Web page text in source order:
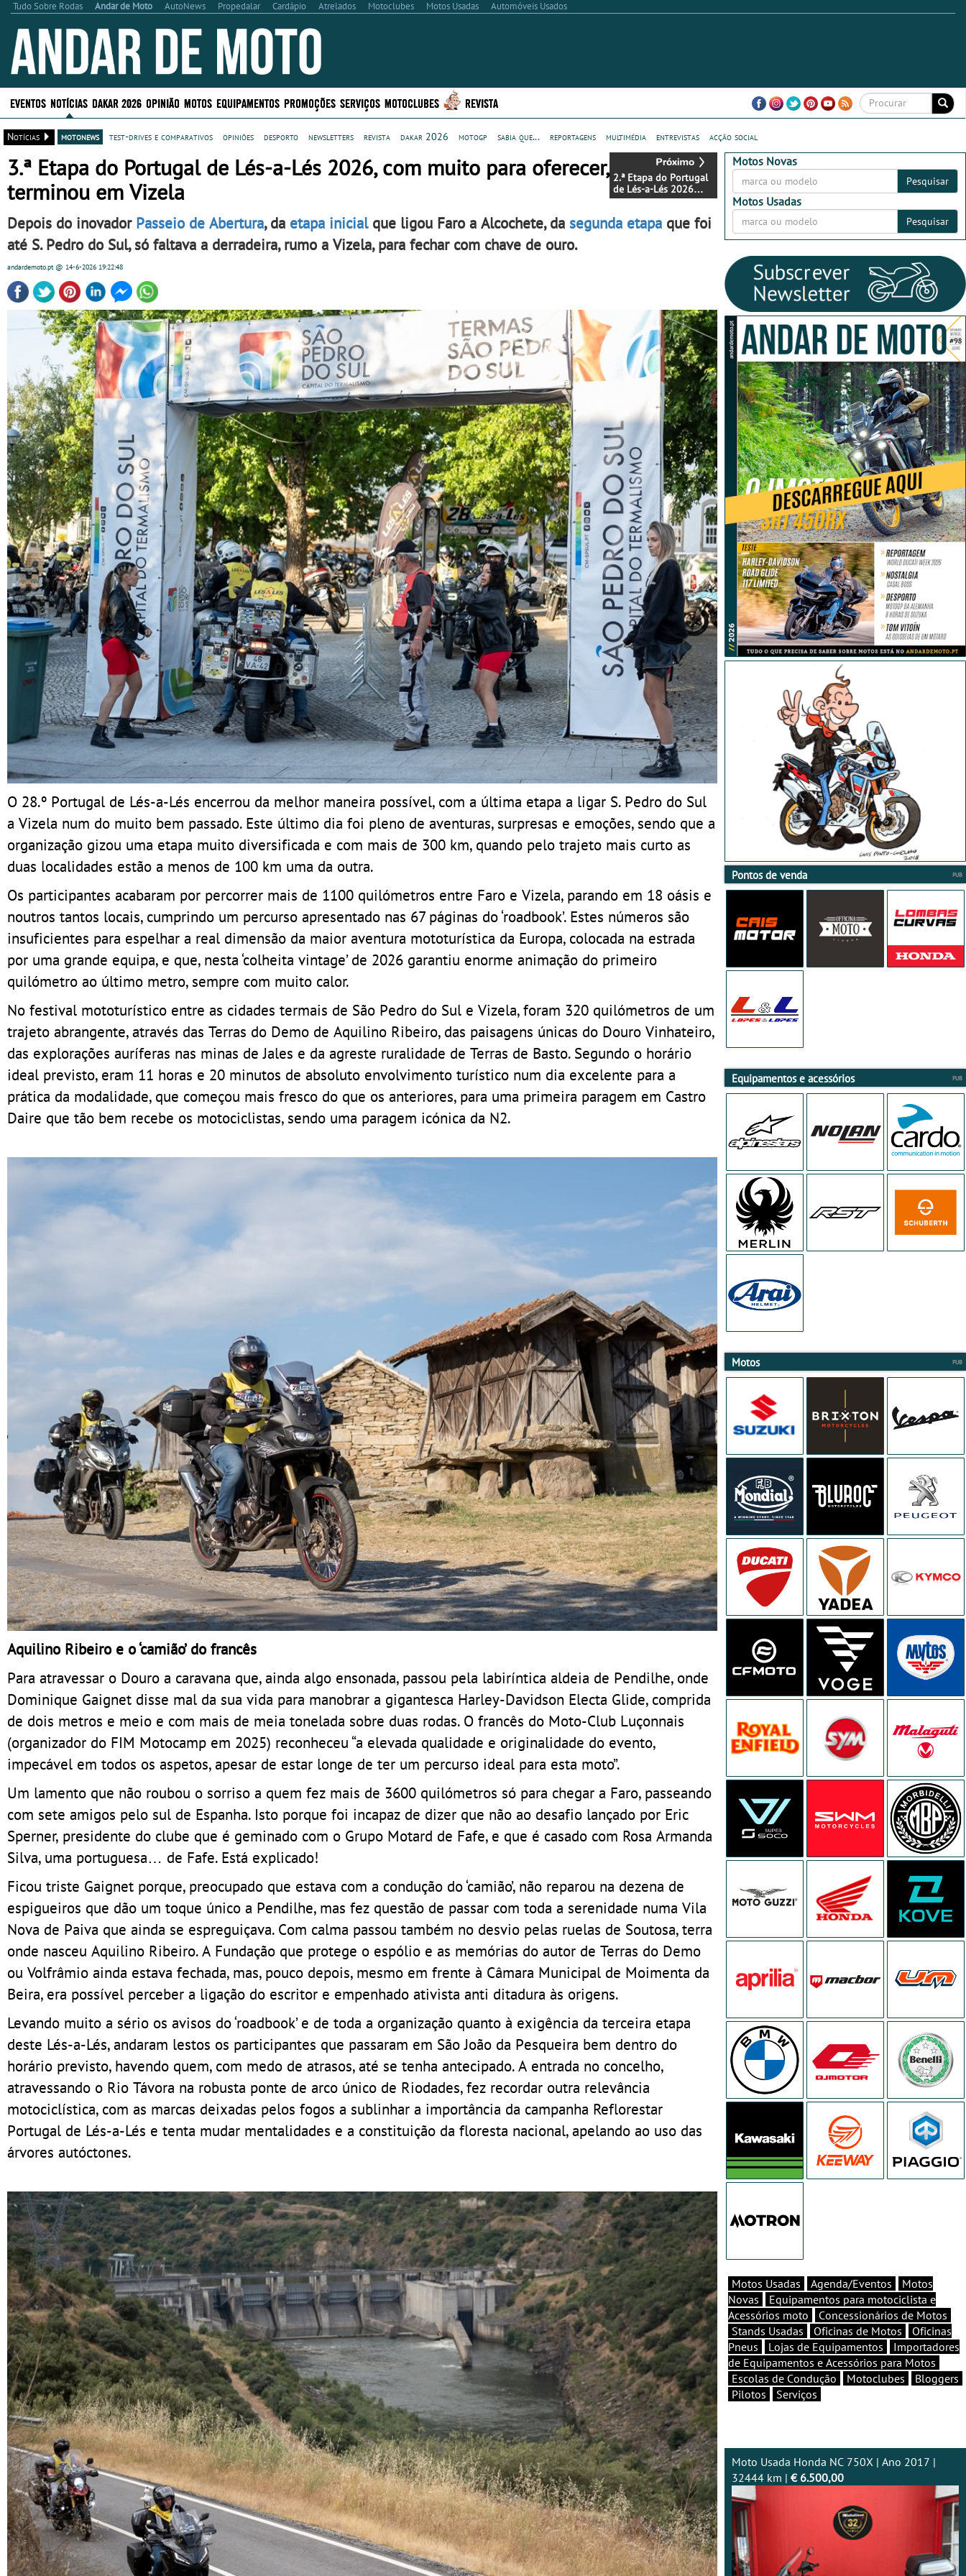
Tudo Sobre Rodas Andar de Moto AutoNews Propedalar Cardápio Atrelados Motoclubes Motos Usadas Automóveis Usados
EVENTOS NOTÍCIAS DAKAR 2026 OPINIÃO MOTOS EQUIPAMENTOS PROMOÇÕES SERVIÇOS MOTOCLUBES REVISTA
Notícias motonews test-drives e comparativos opiniões desporto newsletters revista dakar 2026 motogp sabia que... reportagens multimédia entrevistas acção social
2.ª Etapa do Portugal
de Lés-a-Lés 2026
subordinada ao muito
Sul
3.ª Etapa do Portugal de Lés-a-Lés 2026, com muito para oferecer,
terminou em Vizela
Depois do inovador Passeio de Abertura, da etapa inicialque ligou Faro a Alcochete, da segunda etapa que foi
até S. Pedro do Sul, só faltava a derradeira, rumo a Vizela, para fechar com chave de ouro.
andardemoto.pt @ 14-6-2026 19:22:48
O 28.º Portugal de Lés-a-Lés encerrou da melhor maneira possível, com a última etapa a ligar S. Pedro do Sul
a Vizela num do muito bem passado. Este último dia foi pleno de aventuras, surpresas e emoções, sendo que a
organização gizou uma etapa muito diversificada e com mais de 300 km, quando pelo trajeto mais curto as
duas localidades estão a menos de 100 km uma da outra.
Os participantes acabaram por percorrer mais de 1100 quilómetros entre Faro e Vizela, parando em 18 oásis e
noutros tantos locais, cumprindo um percurso apresentado nas 67 páginas do ‘roadbook’. Estes números são
insuficientes para espelhar a real dimensão da maior aventura mototurística da Europa, colocada na estrada
por uma grande equipa, e que, nesta ‘colheita vintage’ de 2026 garantiu enorme animação do primeiro
quilómetro ao último metro, sempre com muito calor.
No festival mototurístico entre as cidades termais de São Pedro do Sul e Vizela, foram 320 quilómetros de um
trajeto abrangente, através das Terras do Demo de Aquilino Ribeiro, das paisagens únicas do Douro Vinhateiro,
das explorações auríferas nas minas de Jales e da agreste ruralidade de Terras de Basto. Segundo o horário
ideal previsto, eram 11 horas e 20 minutos de absoluto envolvimento turístico num dia excelente para a
prática da modalidade, que começou mais fresco do que os anteriores, para uma primeira paragem em Castro
Daire que tão bem recebe os motociclistas, sendo uma paragem icónica da N2.
Aquilino Ribeiro e o ‘camião’ do francês
Para atravessar o Douro a caravana que, ainda algo ensonada, passou pela labiríntica aldeia de Pendilhe, onde
Dominique Gaignet disse mal da sua vida para manobrar a gigantesca Harley-Davidson Electa Glide, comprida
de dois metros e meio e com mais de meia tonelada sobre duas rodas. O francês do Moto-Club Luçonnais
(organizador do FIM Motocamp em 2025) reconheceu “a elevada qualidade e originalidade do evento,
impecável em todos os aspetos, apesar de estar longe de ter um percurso ideal para esta moto”.
Um lamento que não roubou o sorriso a quem fez mais de 3600 quilómetros só para chegar a Faro, passeando
com sete amigos pelo sul de Espanha. Isto porque foi incapaz de dizer que não ao desafio lançado por Eric
Sperner, presidente do clube que é geminado com o Grupo Motard de Fafe, e que é casado com Rosa Armanda
Silva, uma portuguesa… de Fafe. Está explicado!
Ficou triste Gaignet porque, preocupado que estava com a condução do ‘camião’, não reparou na dezena de
espigueiros que dão um toque único a Pendilhe, mas fez questão de passar com toda a serenidade numa Vila
Nova de Paiva que ainda se espreguiçava. Com calma passou também no desvio pelas ruelas de Soutosa, terra
onde nasceu Aquilino Ribeiro. A Fundação que protege o espólio e as memórias do autor de Terras do Demo
ou Volfrâmio ainda estava fechada, mas, pouco depois, mesmo em frente à Câmara Municipal de Moimenta da
Beira, era possível perceber a ligação do escritor e empenhado ativista anti ditadura às origens.
Levando muito a sério os avisos do ‘roadbook’ e de toda a organização quanto à exigência da terceira etapa
deste Lés-a-Lés, andaram lestos os participantes que passaram em São João da Pesqueira bem dentro do
horário previsto, havendo quem, com medo de atrasos, até se tenha antecipado. A entrada no concelho,
atravessando o Rio Távora na robusta ponte de arco único de Riodades, fez recordar outra relevância
motociclística, com as marcas deixadas pelos fogos a sublinhar a importância da campanha Reflorestar
Portugal de Lés-a-Lés e tenta mudar mentalidades e a constituição da floresta nacional, apelando ao uso das
árvores autóctones.
Motos Novas
Pesquisar
Motos Usadas
Pesquisar
Pontos de venda
Equipamentos e acessórios
Motos
Motos Usadas Agenda/Eventos
Motos
Novas
Equipamentos para motociclista e
Acessórios moto
Concessionários de Motos
Stands Usadas
Oficinas de Motos
Oficinas
Pneus
Lojas de Equipamentos
Importadores
de Equipamentos e Acessórios para Motos
Escolas de Condução
Motoclubes
Bloggers
Pilotos
Serviços
Moto Usada Honda NC 750X | Ano 2017 |
32444 km | € 6.500,00